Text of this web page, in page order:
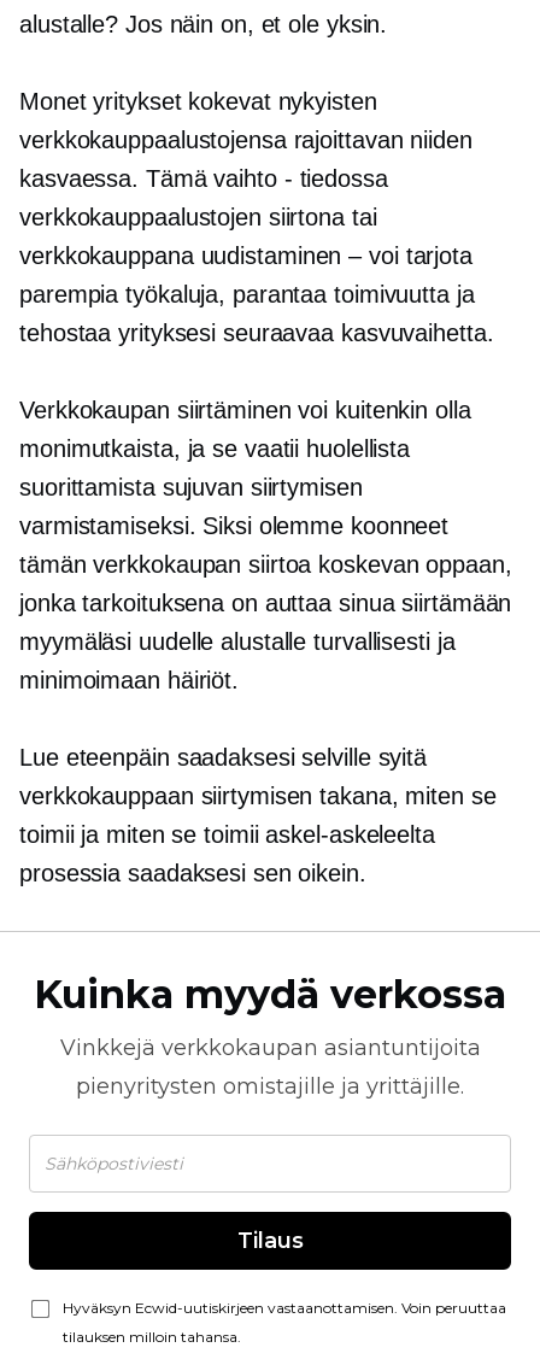
alustalle? Jos näin on, et ole yksin.
Monet yritykset kokevat nykyisten
verkkokauppaalustojensa rajoittavan niiden
kasvaessa. Tämävaihto - tiedossa
verkkokauppaalustojen siirtona tai
verkkokauppana uudistaminen – voitarjota
parempia työkaluja, parantaa toimivuutta ja
tehostaa yrityksesi seuraavaa kasvuvaihetta.
Verkkokaupan siirtäminen voi kuitenkin olla
monimutkaista, ja se vaatii huolellista
suorittamista sujuvan siirtymisen
varmistamiseksi. Siksi olemme koonneet
tämän verkkokaupan siirtoa koskevan oppaan,
jonka tarkoituksena on auttaa sinua siirtämään
myymäläsi uudelle alustalle turvallisesti ja
minimoimaan häiriöt.
Lue eteenpäin saadaksesi selville syitä
verkkokauppaan siirtymisen takana, miten se
toimii ja miten se toimiiaskel-askeleelta
prosessia saadaksesi sen oikein.
Kuinka myydä verkossa
Vinkkejä verkkokaupan asiantuntijoita
pienyritysten omistajille ja yrittäjille.
Tilaus
Hyväksyn Ecwid-uutiskirjeen vastaanottamisen. Voin peruuttaa
tilauksen milloin tahansa.